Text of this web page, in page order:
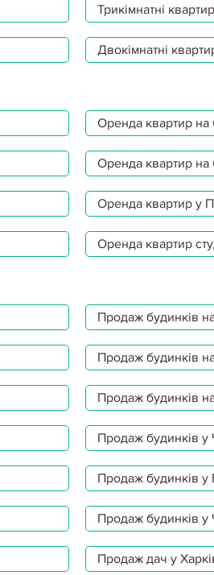
Трикімнатні
Двокімнатні
Оренда квартир на
Оренда квартир на
Оренда квартир у
Оренда квартир
Продаж будинків
Продаж будинків
Продаж будинків
Продаж будинків у
Продаж будинків у
Продаж будинків у
Продаж дач у